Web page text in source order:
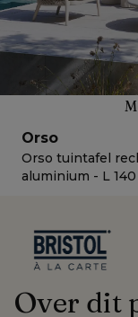
Orso
Orso tuintafel
aluminium - L
Over dit